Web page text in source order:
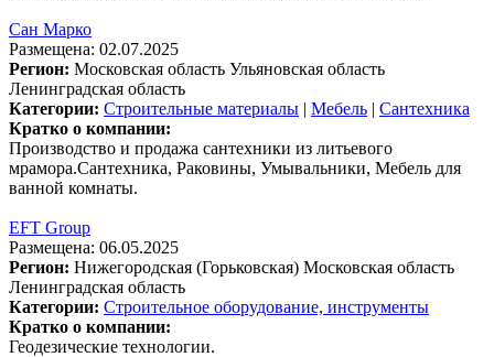
Сан Марко
Размещена: 02.07.2025
Регион: Московская область Ульяновская область
Ленинградская область
Категории: Строительные материалы | Мебель | Сантехника
Кратко о компании:
Производство и продажа сантехники из литьевого
мрамора.Сантехника, Раковины, Умывальники, Мебель для
ванной комнаты.
EFT Group
Размещена: 06.05.2025
Регион: Нижегородская (Горьковская) Московская область
Ленинградская область
Категории: Строительное оборудование, инструменты
Кратко о компании:
Геодезические технологии.